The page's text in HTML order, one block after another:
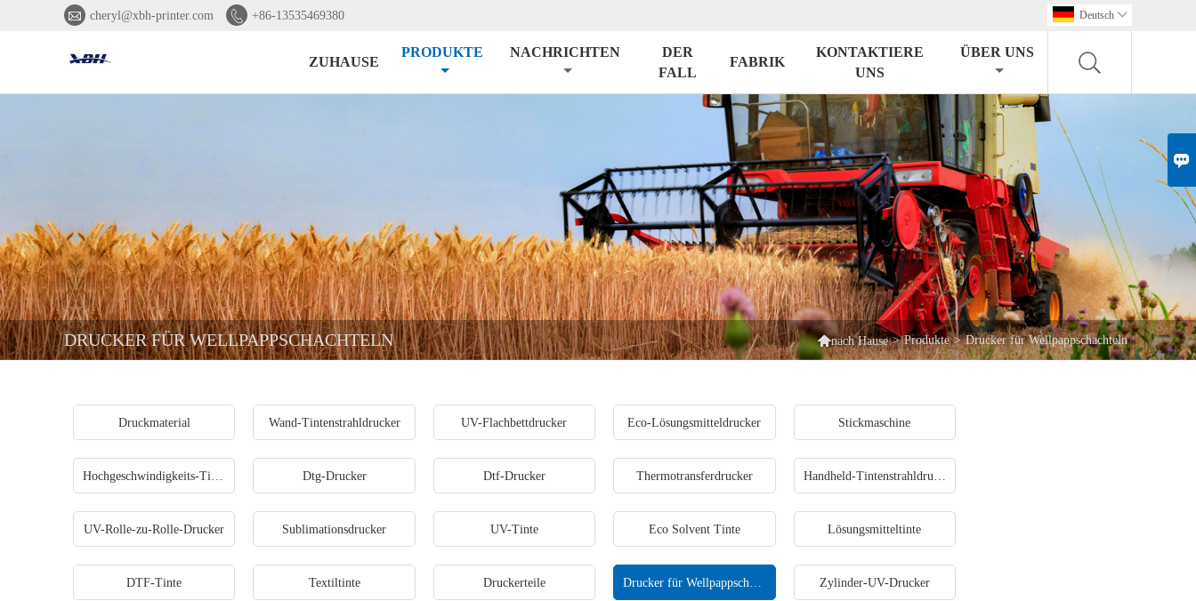

 cheryl@xbh-printer.com  +86-13535469380 Deutsch 
ZUHAUSE
PRODUKTE NACHRICHTEN
DER
FALL
FABRIK
KONTAKTIERE
UNS
ÜBER UNS
DRUCKER FÜR WELLPAPPSCHACHTELN nach Hause > Produkte > Drucker für Wellpappschachteln
Druckmaterial Wand-Tintenstrahldrucker UV-Flachbettdrucker Eco-Lösungsmitteldrucker Stickmaschine
Hochgeschwindigkeits-Tintenstrahldrucker Dtg-Drucker Dtf-Drucker Thermotransferdrucker Handheld-Tintenstrahldrucker
UV-Rolle-zu-Rolle-Drucker Sublimationsdrucker UV-Tinte Eco Solvent Tinte Lösungsmitteltinte
DTF-Tinte Textiltinte Druckerteile Drucker für Wellpappschachteln Zylinder-UV-Drucker